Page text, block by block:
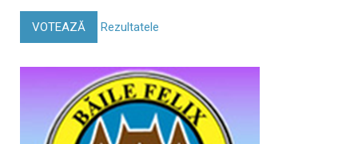
VOTEAZĂ Rezultatele